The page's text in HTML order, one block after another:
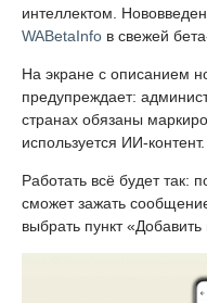
интеллектом.
WABetaInfo в свежей
На экране с описанием
предупреждает:
странах обязаны
используется ИИ-контент.
Работать всё будет так:
сможет зажать
выбрать пункт